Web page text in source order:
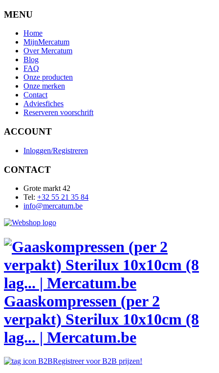
MENU
Home
MijnMercatum
Over Mercatum
Blog
FAQ
Onze producten
Onze merken
Contact
Adviesfiches
Reserveren voorschrift
ACCOUNT
Inloggen/Registreren
CONTACT
Grote markt 42
Tel: +32 55 21 35 84
info@mercatum.be
Gaaskompressen (per 2
verpakt) Sterilux 10x10cm (8
lag... | Mercatum.be
Registreer voor B2B prijzen!